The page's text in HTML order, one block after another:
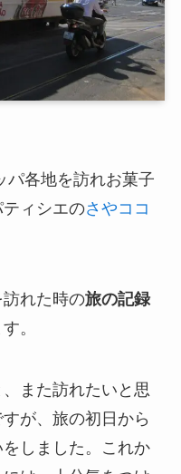
パ各地を訪れお菓子
ィシエのさやココ
れた時の旅の記録
。
また訪れたいと思
が、旅の初日から
しました。これか